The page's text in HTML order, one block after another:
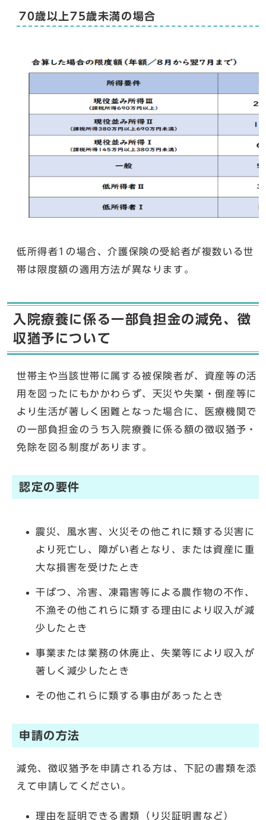
70歳以上75歳未満の場合
低所得者1の場合、介護保険の受給者が複数いる世
帯は限度額の適用方法が異なります。
入院療養に係る一部負担金の減免、徴
収猶予について
世帯主や当該世帯に属する被保険者が、資産等の活
用を図ったにもかかわらず、天災や失業・倒産等に
より生活が著しく困難となった場合に、医療機関で
の一部負担金のうち入院療養に係る額の徴収猶予・
免除を図る制度があります。
認定の要件
震災、風水害、火災その他これに類する災害に
より死亡し、障がい者となり、または資産に重
大な損害を受けたとき
干ばつ、冷害、凍霜害等による農作物の不作、
不漁その他これらに類する理由により収入が減
少したとき
事業または業務の休廃止、失業等により収入が
著しく減少したとき
その他これらに類する事由があったとき
申請の方法
減免、徴収猶予を申請される方は、下記の書類を添
えて申請してください。
理由を証明できる書類（り災証明書など）